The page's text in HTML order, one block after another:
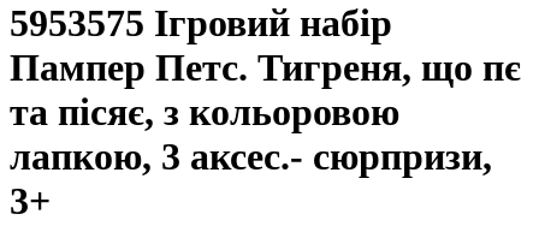
5953575 Ігровий набір
Пампер Петс. Тигреня, що пє
та пісяє, з кольоровою
лапкою, 3 аксес.- сюрпризи,
3+